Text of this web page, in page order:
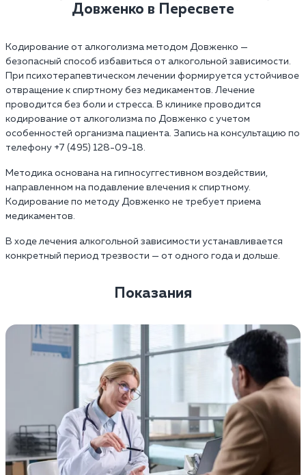
Довженко в Пересвете
Кодирование от алкоголизма методом Довженко —
безопасный способ избавиться от алкогольной зависимости.
При психотерапевтическом лечении формируется устойчивое
отвращение к спиртному без медикаментов. Лечение
проводится без боли и стресса. В клинике проводится
кодирование от алкоголизма по Довженко с учетом
особенностей организма пациента. Запись на консультацию по
телефону +7 (495) 128-09-18.
Методика основана на гипносуггестивном воздействии,
направленном на подавление влечения к спиртному.
Кодирование по методу Довженко не требует приема
медикаментов.
В ходе лечения алкогольной зависимости устанавливается
конкретный период трезвости — от одного года и дольше.
Показания